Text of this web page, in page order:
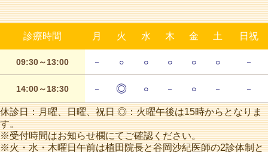
診療時間 月 火 水 木 金 土 日祝
09:30～13:00 － ○ ○ ○ ○ ○ －
14:00～18:30 － ◎ ○ － ○ － －
休診日：月曜、日曜、祝日 ◎：火曜午後は15時からとなりま
す。
※受付時間はお知らせ欄にてご確認ください。
※火・水・木曜日午前は植田院長と谷岡沙紀医師の2診体制と